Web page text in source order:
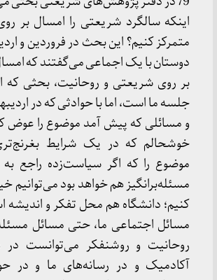
اینکه سالگرد شریعتی را امسال بر
دوستان با یک اجماعی می‌گفتند که
بر روی شریعتی و روحانیت، بحثی که
و مسائلی که پیش آمد موضوع را عوض
خوشحالم که در یک شرایط
موضوع را که اگر سیاست‌زده راجع
مسئله‌برانگیز هم خواهد بود
کنیم؛ دانشگاه هم محل تفکر و
مسائل اجتماعی ما، حتی مسائل
روحانیت و روشنفکر می‌توانست در
آکادمیک و در رسانه‌های ما و در